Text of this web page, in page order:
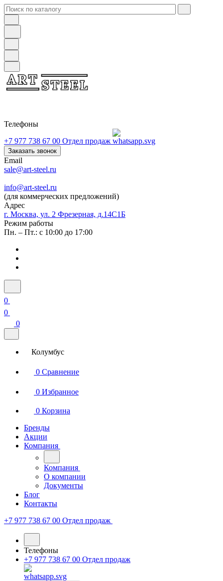
Телефоны
+7 977 738 67 00 Отдел продаж
Заказать звонок
Email
sale@art-steel.ru
info@art-steel.ru
(для коммерческих предложений)
Адрес
г. Москва, ул. 2 Фрезерная, д.14С1Б
Режим работы
Пн. – Пт.: с 10:00 до 17:00
0
0
0
Колумбус
0 Сравнение
0 Избранное
0 Корзина
Бренды
Акции
Компания
Компания
О компании
Документы
Блог
Контакты
+7 977 738 67 00 Отдел продаж
Телефоны
+7 977 738 67 00 Отдел продаж